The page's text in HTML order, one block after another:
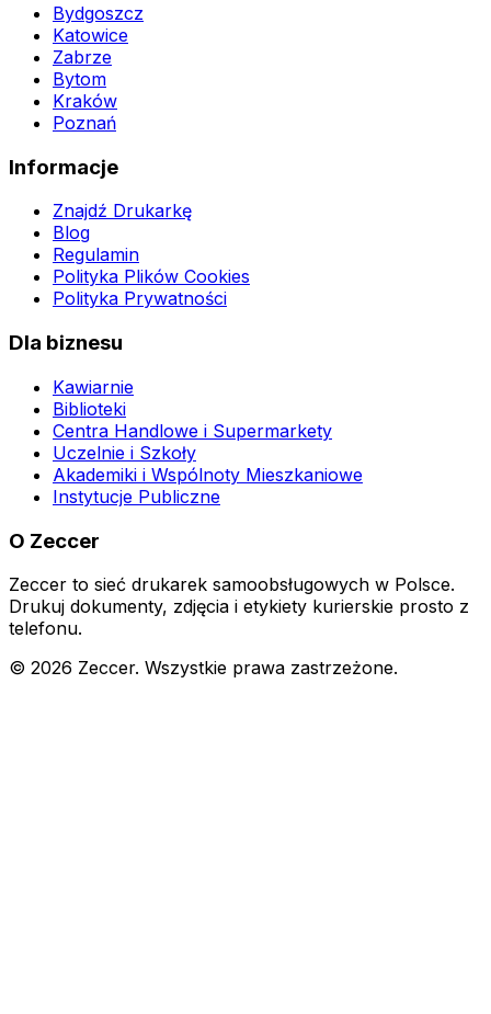
Bydgoszcz
Katowice
Zabrze
Bytom
Kraków
Poznań
Informacje
Znajdź Drukarkę
Blog
Regulamin
Polityka Plików Cookies
Polityka Prywatności
Dla biznesu
Kawiarnie
Biblioteki
Centra Handlowe i Supermarkety
Uczelnie i Szkoły
Akademiki i Wspólnoty Mieszkaniowe
Instytucje Publiczne
O Zeccer
Zeccer to sieć drukarek samoobsługowych w Polsce.
Drukuj dokumenty, zdjęcia i etykiety kurierskie prosto z
telefonu.
© 2026 Zeccer. Wszystkie prawa zastrzeżone.